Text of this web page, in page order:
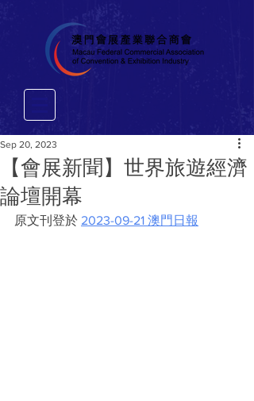
【會展新聞】世界旅遊經濟
論壇開幕
Sep 20, 2023
原文刊登於 2023-09-21 澳門日報